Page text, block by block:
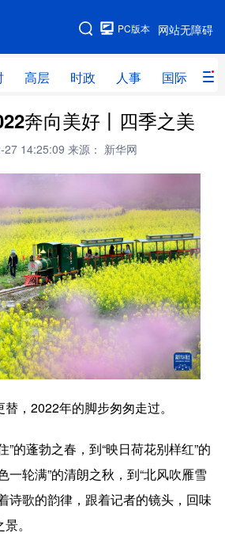
网站无障碍
PC版本
高层 时政 人事 国际 财
网站地图
层 时政 人事
经 网评
创 量子 体育
画 健康 军事
频 图片 政务
文件 金融 汽车
居 信息化 数字经济
游 能源 会展
乐 时尚 悦读
一路 亚太网 上市公司
奔向美好丨四季之美
27 14:25:09 来源： 新华网
2022年的脚步匆匆走过。
蓬勃之春，到“映日荷花别样红”的
一轮满”的清朗之秋，到“北风吹雁雪
诗歌的韵律，跟着记者的镜头，回味
。